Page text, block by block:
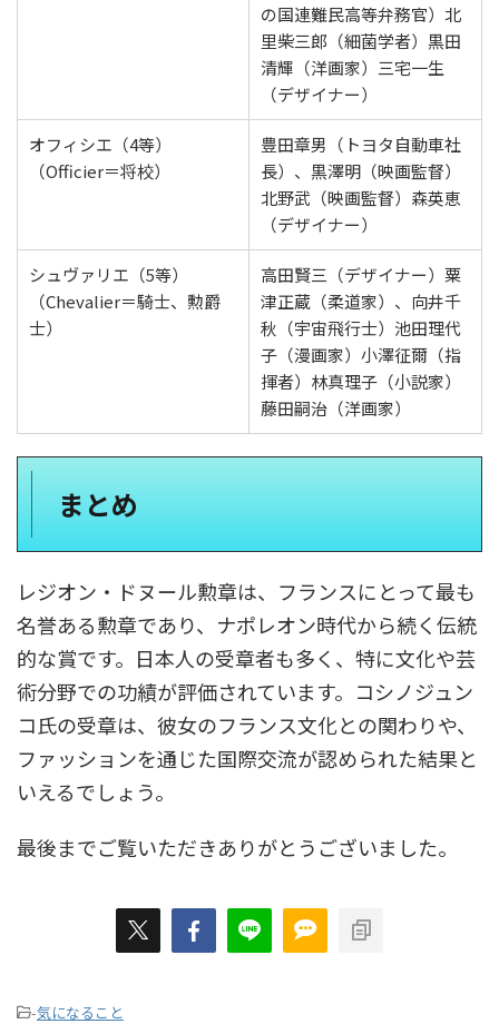
の国連難民高等弁務官）北
里柴三郎（細菌学者）黒田
清輝（洋画家）三宅一生
（デザイナー）
オフィシエ（4等）
（Officier＝将校）
豊田章男（トヨタ自動車社
長）、黒澤明（映画監督）
北野武（映画監督）森英恵
（デザイナー）
シュヴァリエ（5等）
（Chevalier＝騎士、勲爵
士）
高田賢三（デザイナー）粟
津正蔵（柔道家）、向井千
秋（宇宙飛行士）池田理代
子（漫画家）小澤征爾（指
揮者）林真理子（小説家）
藤田嗣治（洋画家）
まとめ
レジオン・ドヌール勲章は、フランスにとって最も
名誉ある勲章であり、ナポレオン時代から続く伝統
的な賞です。日本人の受章者も多く、特に文化や芸
術分野での功績が評価されています。コシノジュン
コ氏の受章は、彼女のフランス文化との関わりや、
ファッションを通じた国際交流が認められた結果と
いえるでしょう。
最後までご覧いただきありがとうございました。
-気になること